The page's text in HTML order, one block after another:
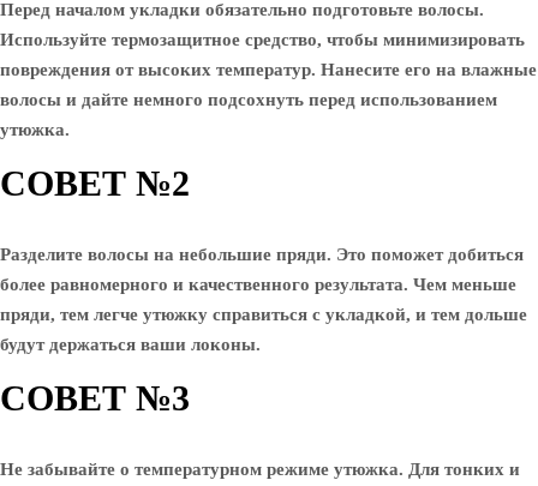
Перед началом укладки обязательно подготовьте волосы.
Используйте термозащитное средство, чтобы минимизировать
повреждения от высоких температур. Нанесите его на влажные
волосы и дайте немного подсохнуть перед использованием
утюжка.
СОВЕТ №2
Разделите волосы на небольшие пряди. Это поможет добиться
более равномерного и качественного результата. Чем меньше
пряди, тем легче утюжку справиться с укладкой, и тем дольше
будут держаться ваши локоны.
СОВЕТ №3
Не забывайте о температурном режиме утюжка. Для тонких и